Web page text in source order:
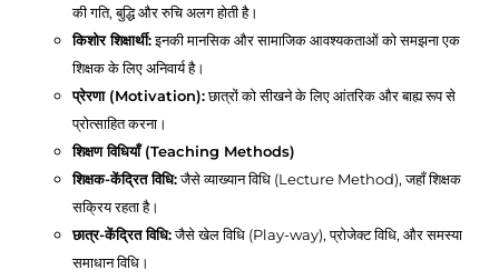
की गति, बुद्धि और रुचि अलग होती है।
किशोर शिक्षार्थी:इनकी मानसिक और सामाजिक आवश्यकताओं को समझना एक
शिक्षक के लिए अनिवार्य है।
प्रेरणा (Motivation):छात्रों को सीखने के लिए आंतरिक और बाह्य रूप से
प्रोत्साहित करना।
शिक्षण विधियाँ (Teaching Methods)
शिक्षक-केंद्रित विधि:जैसे व्याख्यान विधि (Lecture Method), जहाँ शिक्षक
सक्रिय रहता है।
छात्र-केंद्रित विधि:जैसे खेल विधि (Play-way), प्रोजेक्ट विधि, और समस्या
समाधान विधि।